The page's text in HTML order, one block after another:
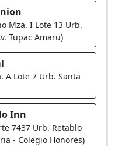
Mza. I Lote 13 Urb.
Tupac Amaru)
A Lote 7 Urb. Santa
Inn
7437 Urb. Retablo -
- Colegio Honores)